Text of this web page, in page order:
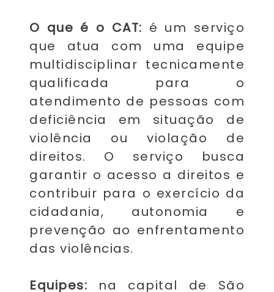
O que é o CAT: é um serviço
que atua com uma equipe
multidisciplinar tecnicamente
qualificada para o
atendimento de pessoas com
deficiência em situação de
violência ou violação de
direitos. O serviço busca
garantir o acesso a direitos e
contribuir para o exercício da
cidadania, autonomia e
prevenção ao enfrentamento
das violências.
Equipes: na capital de São